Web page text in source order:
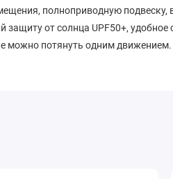
полноприводную
от солнца UPF50+, удобное
можно потянуть одним движением.
которую уже можно